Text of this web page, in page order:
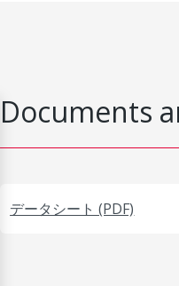
Documents
データシート (PDF)